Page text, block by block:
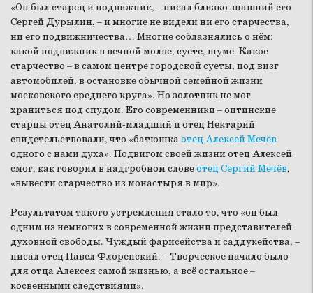
«Он был старец и подвижник, – писал близко знавший его
Сергей Дурылин, – и многие не видели ни его старчества,
ни его подвижничества… Многие соблазнялись о нём:
какой подвижник в вечной молве, суете, шуме. Какое
старчество – в самом центре городской суеты, под визг
автомобилей, в остановке обычной семейной жизни
московского среднего круга». Но золотник не мог
храниться под спудом. Его современники – оптинские
старцы отец Анатолий-младший и отец Нектарий
свидетельствовали, что «батюшкаотец Алексей Мечёв
одного с нами духа». Подвигом своей жизни отец Алексей
смог, как говорил в надгробном словеотец Сергий Мечёв,
«вывести старчество из монастыря в мир».
Результатом такого устремления стало то, что «он был
одним из немногих в современной жизни представителей
духовной свободы. Чуждый фарисейства и саддукейства, –
писал отец Павел Флоренский. – Творческое начало было
для отца Алексея самой жизнью, а всё остальное –
косвенными следствиями».